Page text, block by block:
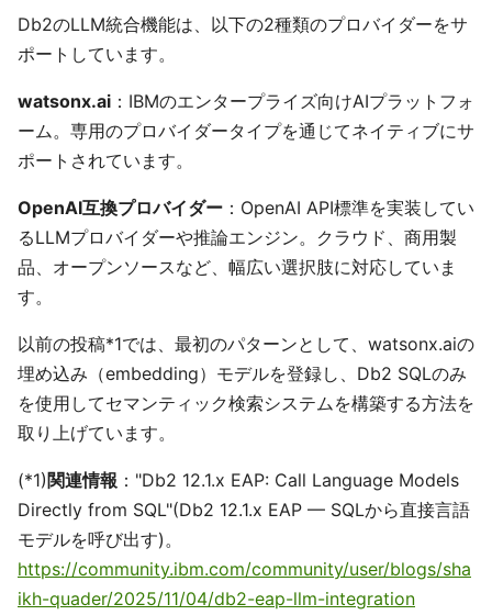
Db2のLLM統合機能は、以下の2種類のプロバイダーをサ
ポートしています。
watsonx.ai ：IBMのエンタープライズ向けAIプラットフォ
ーム。専用のプロバイダータイプを通じてネイティブにサ
ポートされています。
OpenAI互換プロバイダー ：OpenAI API標準を実装してい
るLLMプロバイダーや推論エンジン。クラウド、商用製
品、オープンソースなど、幅広い選択肢に対応していま
す。
以前の投稿*1では、最初のパターンとして、watsonx.aiの
埋め込み（embedding）モデルを登録し、Db2 SQLのみ
を使用してセマンティック検索システムを構築する方法を
取り上げています。
(*1)関連情報 ："Db2 12.1.x EAP: Call Language Models
Directly from SQL"(Db2 12.1.x EAP — SQLから直接言語
モデルを呼び出す)。
https://community.ibm.com/community/user/blogs/sha
ikh-quader/2025/11/04/db2-eap-llm-integration